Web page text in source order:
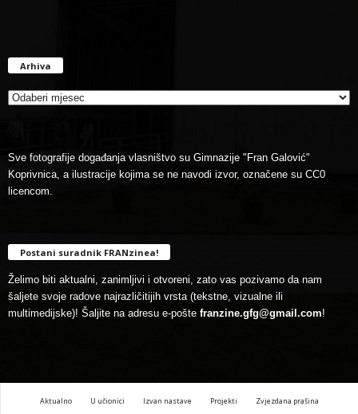
Arhiva
Sve fotografije događanja vlasništvo su Gimnazije "Fran Galović"
Koprivnica, a ilustracije kojima se ne navodi izvor, označene su CC0
licencom.
Postani suradnik FRANzinea!
Želimo biti aktualni, zanimljivi i otvoreni, zato vas pozivamo da nam
šaljete svoje radove najrazličitijih vrsta (tekstne, vizualne ili
multimedijske)! Šaljite na adresu e-pošte franzine.gfg@gmail.com!
Aktualno U učionici Izvan nastave Projekti Zvjezdana prašina